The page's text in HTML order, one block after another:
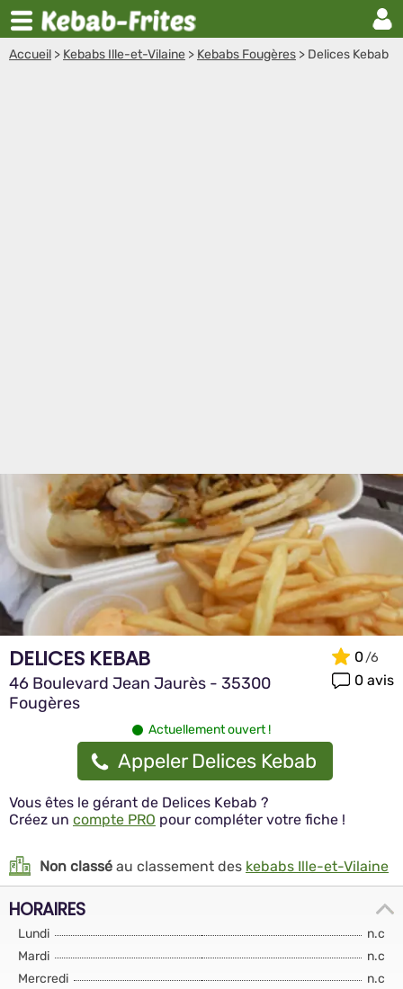
Accueil > Kebabs Ille-et-Vilaine > Kebabs Fougères > Delices Kebab
DELICES KEBAB
46 Boulevard Jean Jaurès - 35300
Fougères
0
0 avis
Actuellement ouvert !
Appeler Delices Kebab
Vous êtes le gérant de Delices Kebab ?
Créez un compte PRO pour compléter votre fiche !
Non classé au classement des kebabs Ille-et-Vilaine
HORAIRES
Lundi
n.c
Mardi
n.c
Mercredi
n.c